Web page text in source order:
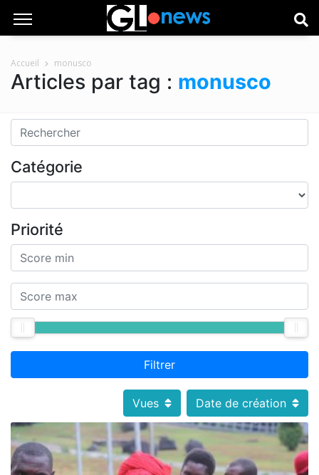
Accueil monusco
Articles par tag : monusco
Catégorie
Priorité
Filtrer
Vues Date de création